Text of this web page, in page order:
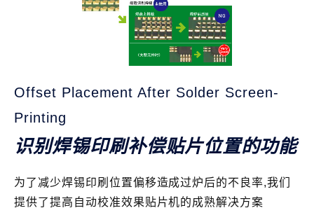
Offset Placement After Solder Screen-
Printing
识别焊锡印刷补偿贴片位置的功能
为了减少焊锡印刷位置偏移造成过炉后的不良率,我们
提供了提高自动校准效果贴片机的成熟解决方案